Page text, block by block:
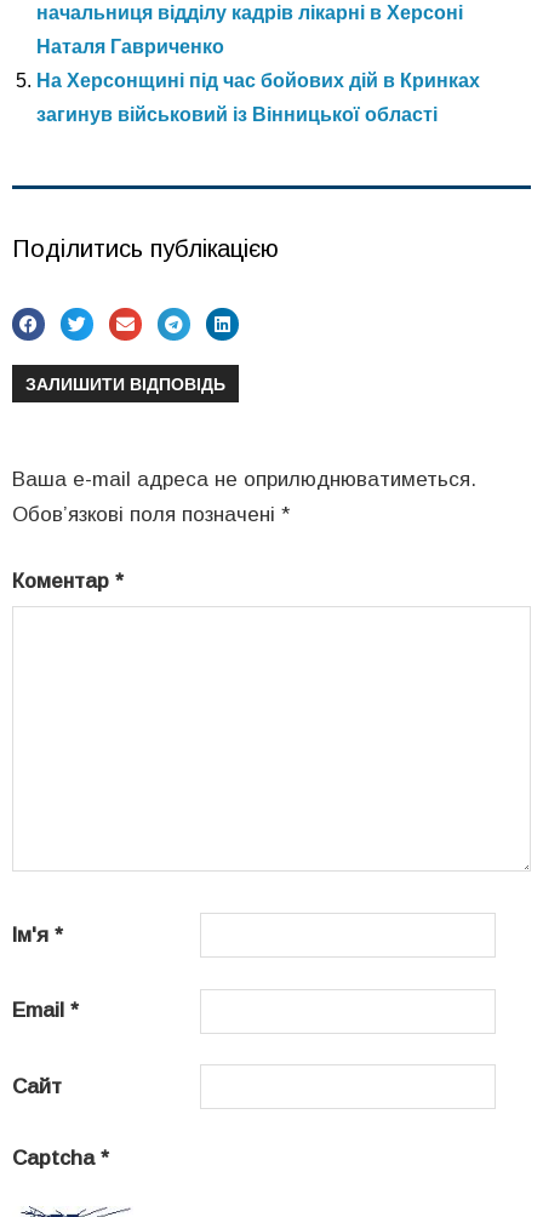
начальниця відділу кадрів лікарні в Херсоні
Наталя Гавриченко
На Херсонщині під час бойових дій в Кринках
загинув військовий із Вінницької області
Поділитись публікацією
ЗАЛИШИТИ ВІДПОВІДЬ
Ваша e-mail адреса не оприлюднюватиметься.
Обов’язкові поля позначені *
Коментар *
Ім'я *
Email *
Сайт
Captcha *